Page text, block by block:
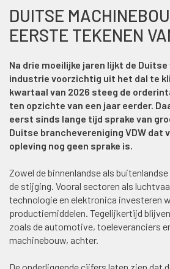
DUITSE
EERSTE TEKENEN
Na drie moeilijke jaren lijkt de
industrie voorzichtig uit het dal te
kwartaal van 2026 steeg de
ten opzichte van een jaar eerder.
eerst sinds lange tijd sprake van
Duitse branchevereniging VDW dat
opleving nog geen sprake is.
Zowel de binnenlandse als
de stijging. Vooral sectoren als
technologie en elektronica investeren
productiemiddelen. Tegelijkertijd
zoals de automotive, toeleveranciers
machinebouw, achter.